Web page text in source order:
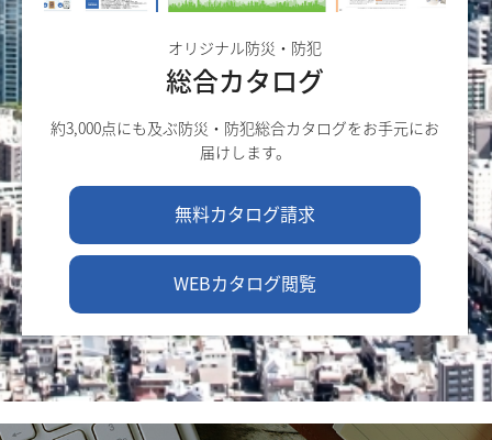
オリジナル防災・防犯
総合カタログ
約3,000点にも及ぶ防災・防犯総合カタログをお手元にお
届けします。
無料カタログ請求
WEBカタログ閲覧